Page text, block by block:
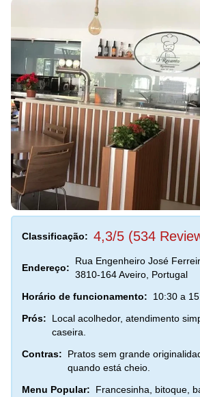
Classificação: 4,3/5 (534
Endereço:
Rua Engenheiro José
3810-164 Aveiro, Portugal
Horário de funcionamento:
10:30 a
Prós:
Local acolhedor, atendimento
caseira.
Contras:
Pratos sem grande
quando está cheio.
Menu Popular:
Francesinha, bitoque,